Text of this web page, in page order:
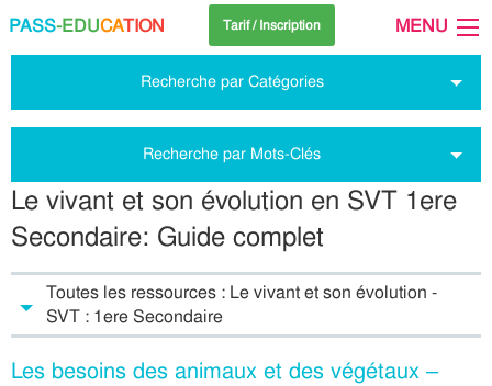
PASS-EDUCATION Tarif / Inscription MENU
Recherche par Catégories
Recherche par Mots-Clés
Le vivant et son évolution en SVT 1ere
Secondaire: Guide complet
Toutes les ressources : Le vivant et son évolution -
SVT : 1ere Secondaire
Les besoins des animaux et des végétaux –